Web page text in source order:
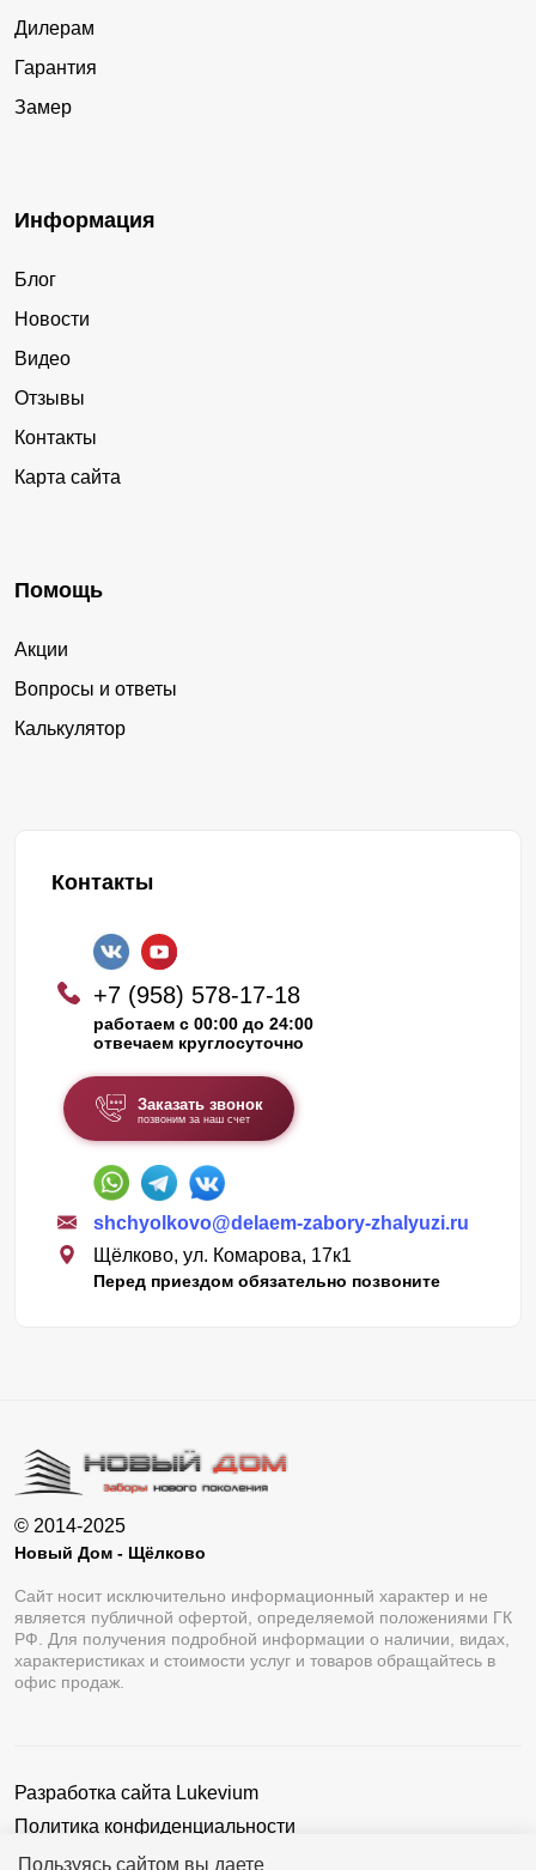
Пользуясь сайтом вы даете
Дилерам
Гарантия
Замер
Информация
Блог
Новости
Видео
Отзывы
Контакты
Карта сайта
Помощь
Акции
Вопросы и ответы
Калькулятор
Контакты
+7 (958) 578-17-18
работаем с 00:00 до 24:00
отвечаем круглосуточно
Заказать звонок
позвоним за наш счет
shchyolkovo@delaem-zabory-zhalyuzi.ru
Щёлково, ул. Комарова, 17к1
Перед приездом обязательно позвоните
© 2014-2025
Новый Дом - Щёлково
Сайт носит исключительно информационный характер и не
является публичной офертой, определяемой положениями ГК
РФ. Для получения подробной информации о наличии, видах,
характеристиках и стоимости услуг и товаров обращайтесь в
офис продаж.
Разработка сайта Lukevium
Политика конфиденциальности
Пользовательское соглашение